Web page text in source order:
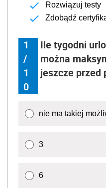
Rozwiązuj testy
Zdobądź
1
/
1
0
Ile tygodni
można
jeszcze przed
nie ma takiej
3
6